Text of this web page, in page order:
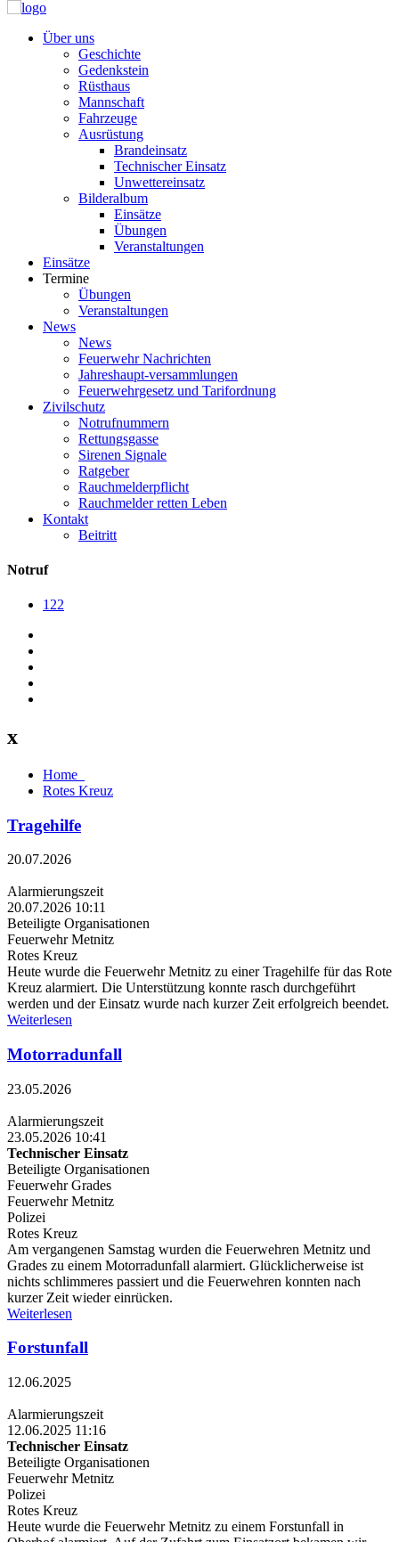
Über uns
Geschichte
Gedenkstein
Rüsthaus
Mannschaft
Fahrzeuge
Ausrüstung
Brandeinsatz
Technischer Einsatz
Unwettereinsatz
Bilderalbum
Einsätze
Übungen
Veranstaltungen
Einsätze
Termine
Übungen
Veranstaltungen
News
News
Feuerwehr Nachrichten
Jahreshaupt-versammlungen
Feuerwehrgesetz und Tarifordnung
Zivilschutz
Notrufnummern
Rettungsgasse
Sirenen Signale
Ratgeber
Rauchmelderpflicht
Rauchmelder retten Leben
Kontakt
Beitritt
Notruf
122
x
Home
Rotes Kreuz
Tragehilfe
20.07.2026
Alarmierungszeit
20.07.2026 10:11
Beteiligte Organisationen
Feuerwehr Metnitz
Rotes Kreuz
Heute wurde die Feuerwehr Metnitz zu einer Tragehilfe für das Rote
Kreuz alarmiert. Die Unterstützung konnte rasch durchgeführt
werden und der Einsatz wurde nach kurzer Zeit erfolgreich beendet.
Weiterlesen
Motorradunfall
23.05.2026
Alarmierungszeit
23.05.2026 10:41
Technischer Einsatz
Beteiligte Organisationen
Feuerwehr Grades
Feuerwehr Metnitz
Polizei
Rotes Kreuz
Am vergangenen Samstag wurden die Feuerwehren Metnitz und
Grades zu einem Motorradunfall alarmiert. Glücklicherweise ist
nichts schlimmeres passiert und die Feuerwehren konnten nach
kurzer Zeit wieder einrücken.
Weiterlesen
Forstunfall
12.06.2025
Alarmierungszeit
12.06.2025 11:16
Technischer Einsatz
Beteiligte Organisationen
Feuerwehr Metnitz
Polizei
Rotes Kreuz
Heute wurde die Feuerwehr Metnitz zu einem Forstunfall in